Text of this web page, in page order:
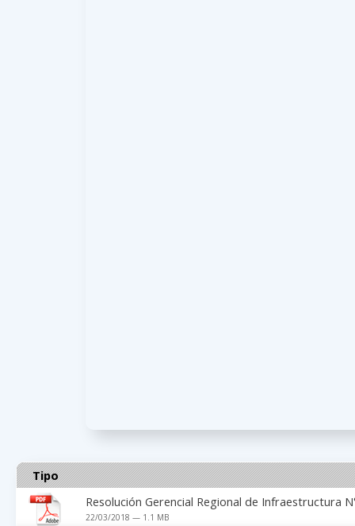
Tipo
Resolución Gerencial Regional de Infraestructura
22/03/2018 — 1.1 MB